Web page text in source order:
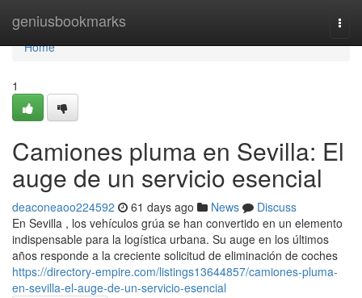
geniusbookmarks
Home
Home
1
Camiones pluma en Sevilla: El
auge de un servicio esencial
deaconeaoo224592 61 days ago News
Discuss
En Sevilla , los vehículos grúa se han convertido en un elemento
indispensable para la logística urbana. Su auge en los últimos
años responde a la creciente solicitud de eliminación de coches
https://directory-empire.com/listings13644857/camiones-pluma-
en-sevilla-el-auge-de-un-servicio-esencial